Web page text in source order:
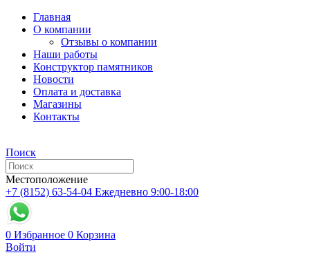
Главная
О компании
Отзывы о компании
Наши работы
Конструктор памятников
Новости
Оплата и доставка
Магазины
Контакты
Поиск
Местоположение
+7 (8152) 63-54-04 Ежедневно 9:00-18:00
0 Избранное 0 Корзина
Войти